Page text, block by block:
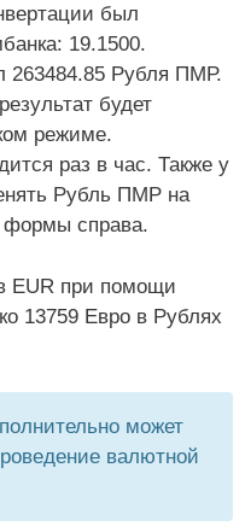
был
19.1500.
263484.85 Рубля ПМР.
будет
режиме.
раз в час. Также у
Рубль ПМР на
справа.
EUR при помощи
13759 Евро в Рублях
может
валютной